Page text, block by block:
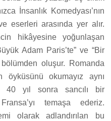
İnsanlık Komedyası’nın
eserleri arasında yer alır.
hikâyesine yoğunlaşan
Adam Paris’te” ve “Bir
bölümden oluşur. Romanda
öyküsünü okumayız aynı
40 yıl sonra sancılı bir
temaşa ederiz.
olarak adlandırılan bu